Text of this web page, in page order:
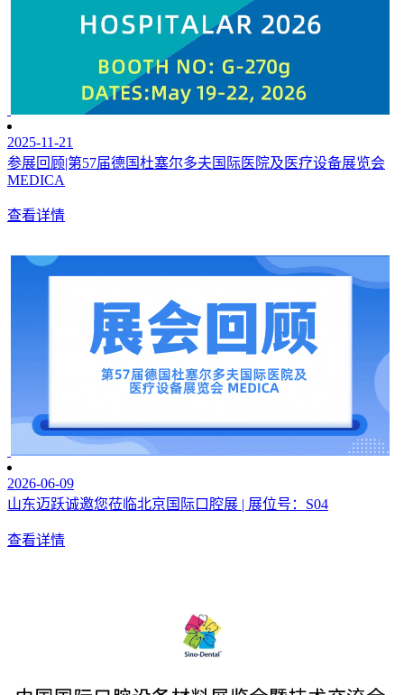
2025-11-21
参展回顾|第57届德国杜塞尔多夫国际医院及医疗设备展览会
MEDICA
查看详情
2026-06-09
山东迈跃诚邀您莅临北京国际口腔展 | 展位号：S04
查看详情